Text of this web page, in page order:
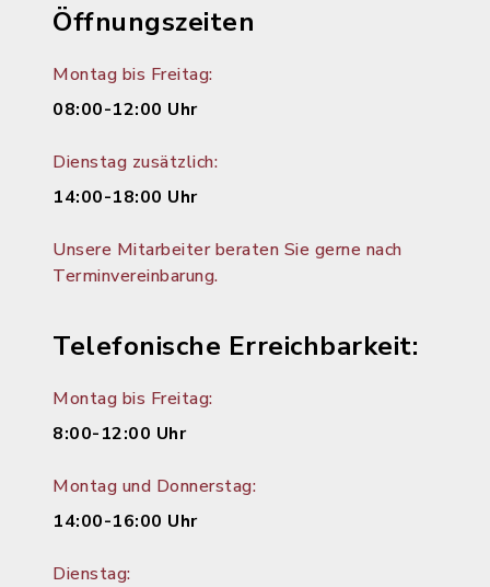
Öffnungszeiten
Montag bis Freitag:
08:00-12:00 Uhr
Dienstag zusätzlich:
14:00-18:00 Uhr
Unsere Mitarbeiter beraten Sie gerne nach
Terminvereinbarung.
Telefonische Erreichbarkeit:
Montag bis Freitag:
8:00-12:00 Uhr
Montag und Donnerstag:
14:00-16:00 Uhr
Dienstag: